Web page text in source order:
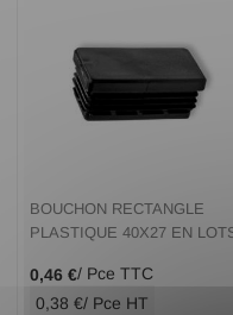
BOUCHON RECTANGLE
PLASTIQUE 40X27 EN
0,46 €/ Pce TTC
0,38 €/ Pce HT